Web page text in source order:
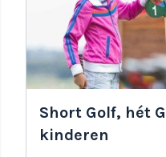
Short Golf, hét
kinderen